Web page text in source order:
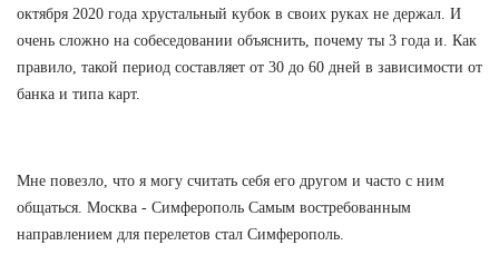
октября 2020 года хрустальный кубок в своих руках не держал. И
очень сложно на собеседовании объяснить, почему ты 3 года и. Как
правило, такой период составляет от 30 до 60 дней в зависимости от
банка и типа карт.
Мне повезло, что я могу считать себя его другом и часто с ним
общаться. Москва - Симферополь Самым востребованным
направлением для перелетов стал Симферополь.